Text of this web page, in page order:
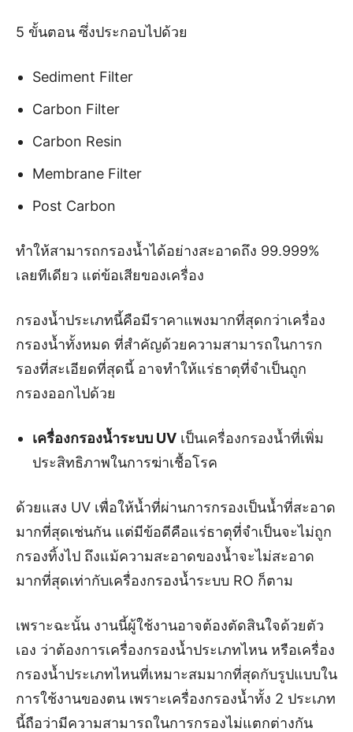
5 ขั้นตอน ซึ่งประกอบไปด้วย
Sediment Filter
Carbon Filter
Carbon Resin
Membrane Filter
Post Carbon
ทำให้สามารถกรองน้ำได้อย่างสะอาดถึง 99.999%
เลยทีเดียว แต่ข้อเสียของเครื่อง
กรองน้ำประเภทนี้คือมีราคาแพงมากที่สุดกว่าเครื่อง
กรองน้ำทั้งหมด ที่สำคัญด้วยความสามารถในการก
รองที่สะเอียดที่สุดนี้ อาจทำให้แร่ธาตุที่จำเป็นถูก
กรองออกไปด้วย
เครื่องกรองน้ำระบบ UV เป็นเครื่องกรองน้ำที่เพิ่ม
ประสิทธิภาพในการฆ่าเชื้อโรค
ด้วยแสง UV เพื่อให้น้ำที่ผ่านการกรองเป็นน้ำที่สะอาด
มากที่สุดเช่นกัน แต่มีข้อดีคือแร่ธาตุที่จำเป็นจะไม่ถูก
กรองทิ้งไป ถึงแม้ความสะอาดของน้ำจะไม่สะอาด
มากที่สุดเท่ากับเครื่องกรองน้ำระบบ RO ก็ตาม
เพราะฉะนั้น งานนี้ผู้ใช้งานอาจต้องตัดสินใจด้วยตัว
เอง ว่าต้องการเครื่องกรองน้ำประเภทไหน หรือเครื่อง
กรองน้ำประเภทไหนที่เหมาะสมมากที่สุดกับรูปแบบใน
การใช้งานของตน เพราะเครื่องกรองน้ำทั้ง 2 ประเภท
นี้ถือว่ามีความสามารถในการกรองไม่แตกต่างกัน